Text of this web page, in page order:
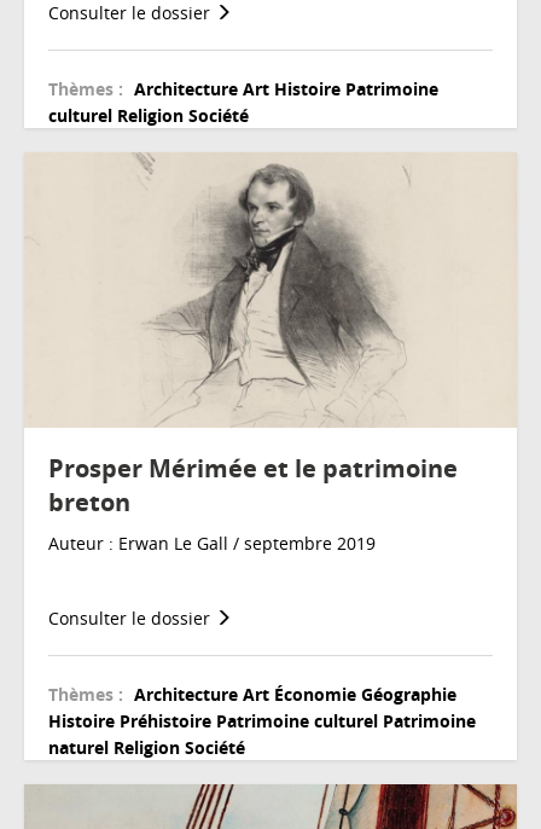
Consulter le dossier
Thèmes : Architecture Art Histoire Patrimoine
culturel Religion Société
Prosper Mérimée et le patrimoine
breton
Auteur : Erwan Le Gall / septembre 2019
Consulter le dossier
Thèmes : Architecture Art Économie Géographie
Histoire Préhistoire Patrimoine culturel Patrimoine
naturel Religion Société